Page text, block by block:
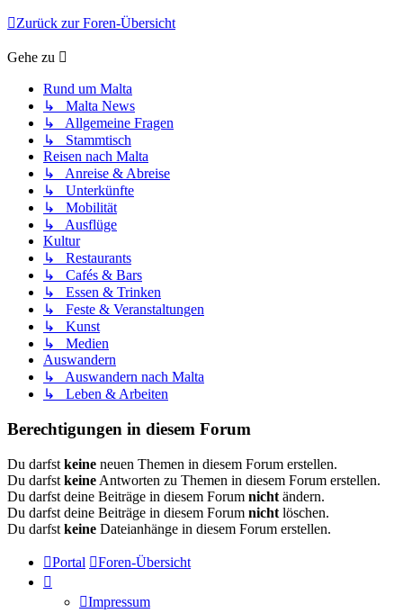
Zurück zur Foren-Übersicht
Gehe zu
Rund um Malta
↳ Malta News
↳ Allgemeine Fragen
↳ Stammtisch
Reisen nach Malta
↳ Anreise & Abreise
↳ Unterkünfte
↳ Mobilität
↳ Ausflüge
Kultur
↳ Restaurants
↳ Cafés & Bars
↳ Essen & Trinken
↳ Feste & Veranstaltungen
↳ Kunst
↳ Medien
Auswandern
↳ Auswandern nach Malta
↳ Leben & Arbeiten
Berechtigungen in diesem Forum
Du darfst keine neuen Themen in diesem Forum erstellen.
Du darfst keine Antworten zu Themen in diesem Forum erstellen.
Du darfst deine Beiträge in diesem Forum nicht ändern.
Du darfst deine Beiträge in diesem Forum nicht löschen.
Du darfst keine Dateianhänge in diesem Forum erstellen.
Portal Foren-Übersicht
Impressum